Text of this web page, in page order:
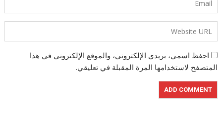
احفظ اسمي، بريدي الإلكتروني، والموقع الإلكتروني في هذا
المتصفح لاستخدامها المرة المقبلة في تعليقي.